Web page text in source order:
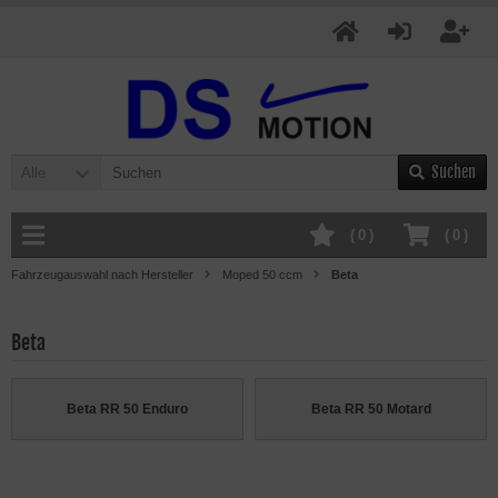
Alle Suchen
( 0 )
( 0 )
Fahrzeugauswahl nach Hersteller Moped 50 ccm Beta
Beta
Beta RR 50 Enduro Beta RR 50 Motard